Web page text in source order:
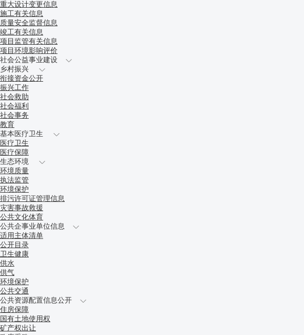
重大设计变更信息
施工有关信息
质量安全监督信息
竣工有关信息
项目监管有关信息
项目环境影响评价
社会公益事业建设
乡村振兴
衔接资金公开
振兴工作
社会救助
社会福利
社会事务
教育
基本医疗卫生
医疗卫生
医疗保障
生态环境
环境质量
执法监管
环境保护
排污许可证管理信息
灾害事故救援
公共文化体育
公共企事业单位信息
适用主体清单
公开目录
卫生健康
供水
供气
环境保护
公共交通
公共资源配置信息公开
住房保障
国有土地使用权
矿产权出让